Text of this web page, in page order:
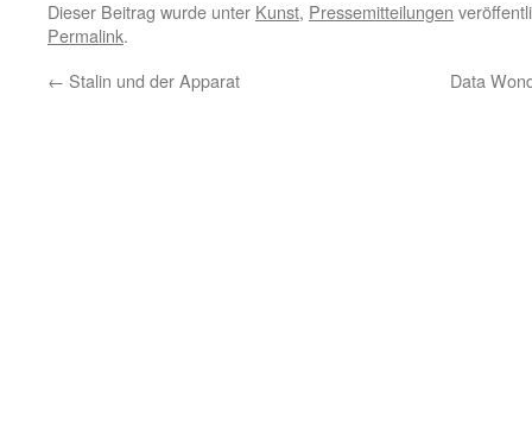
Dieser Beitrag wurde unter Kunst, Pressemitteilungen
Permalink.
← Stalin und der Apparat Data